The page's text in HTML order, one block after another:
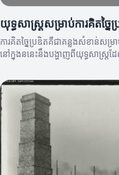
យុទ្ធសាស្ត្រសម្រាប់ការគិតច្នៃ
ការគិតច្នៃប្រឌិតគឺជាគន្លងសំខាន់សម្រ
នៅក្នុងននេះនឹងបង្ហាញពីយុទ្ធសាស្ត្រ